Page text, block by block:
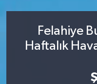
Felahiye
Haftalık
Sağlık
Spor
Eskişehir Trafik
Süper Lig Puan